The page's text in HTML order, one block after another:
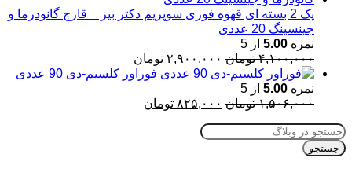
بود.
پک 2 بسته ای قهوه فوری سوپریم دکتر بیز _ قارچ گانودرما و
جینسینگ 20 عددی
نمره 5.00 از 5
۴,۱۰۰,۰۰۰ تومان قیمت
اصلی:
بود.
۲,۹۰۰,۰۰۰ تومان
فعلی:
فوراور کلسیم-دی 90 عددی
نمره 5.00 از 5
۱,۵۰۶,۰۰۰ تومان قیمت
۸۲۵,۰۰۰ تومان
جستجو